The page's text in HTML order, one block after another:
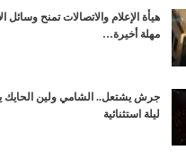
هيأة الإعلام والاتصالات تمنح وسائل
مهلة أخيرة…
جرش يشتعل.. الشامي ولين الحايك
ليلة استثنائية